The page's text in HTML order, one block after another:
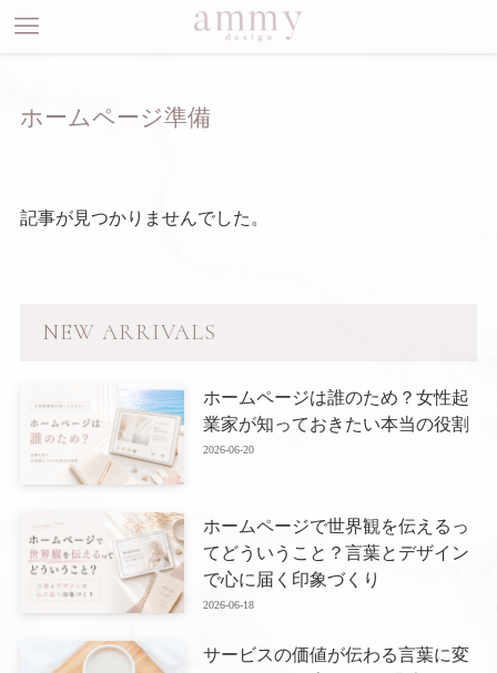
ホームページ準備
記事が見つかりませんでした。
NEW ARRIVALS
ホームページは誰のため？女性起
業家が知っておきたい本当の役割
2026-06-20
ホームページで世界観を伝えるっ
てどういうこと？言葉とデザイン
で心に届く印象づくり
2026-06-18
サービスの価値が伝わる言葉に変